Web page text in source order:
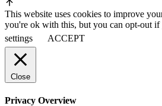
This website uses cookies to improve
you're ok with this, but you can opt-out if
settings
ACCEPT
Close
Privacy Overview